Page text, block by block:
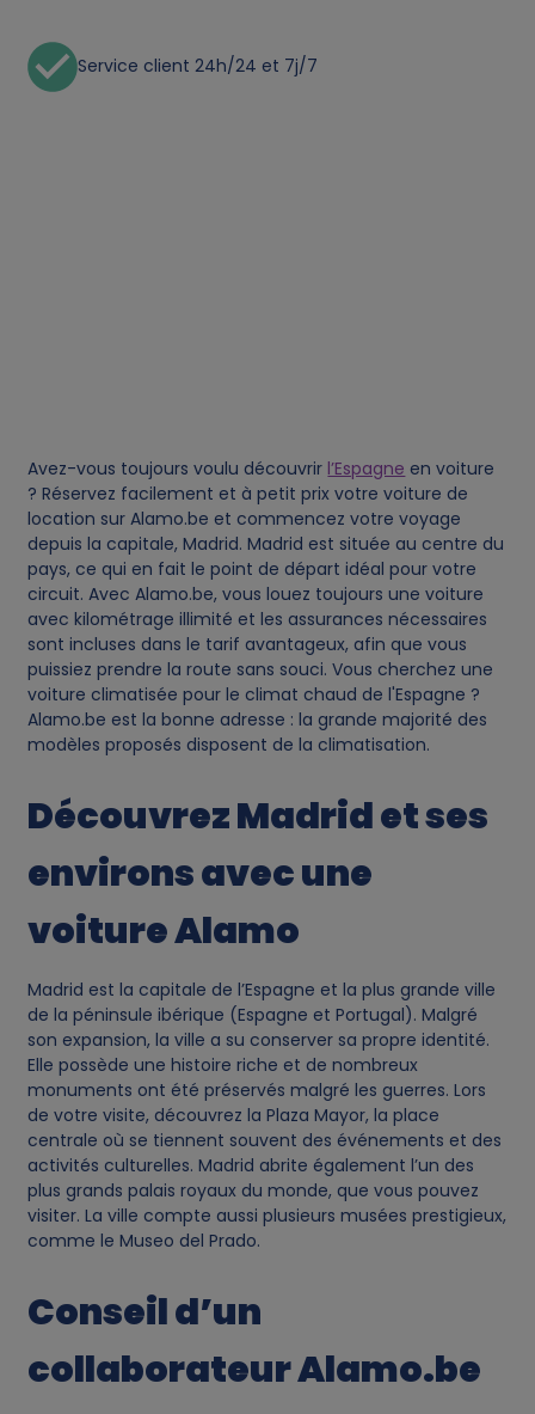
Service client 24h/24 et 7j/7
Avez-vous toujours voulu découvrir l’Espagne en voiture
? Réservez facilement et à petit prix votre voiture de
location sur Alamo.be et commencez votre voyage
depuis la capitale, Madrid. Madrid est située au centre du
pays, ce qui en fait le point de départ idéal pour votre
circuit. Avec Alamo.be, vous louez toujours une voiture
avec kilométrage illimité et les assurances nécessaires
sont incluses dans le tarif avantageux, afin que vous
puissiez prendre la route sans souci. Vous cherchez une
voiture climatisée pour le climat chaud de l'Espagne ?
Alamo.be est la bonne adresse : la grande majorité des
modèles proposés disposent de la climatisation.
Découvrez Madrid et ses
environs avec une
voiture Alamo
Madrid est la capitale de l’Espagne et la plus grande ville
de la péninsule ibérique (Espagne et Portugal). Malgré
son expansion, la ville a su conserver sa propre identité.
Elle possède une histoire riche et de nombreux
monuments ont été préservés malgré les guerres. Lors
de votre visite, découvrez la Plaza Mayor, la place
centrale où se tiennent souvent des événements et des
activités culturelles. Madrid abrite également l’un des
plus grands palais royaux du monde, que vous pouvez
visiter. La ville compte aussi plusieurs musées prestigieux,
comme le Museo del Prado.
Conseil d’un
collaborateur Alamo.be
n
a
n
d
c
o
o
e
s